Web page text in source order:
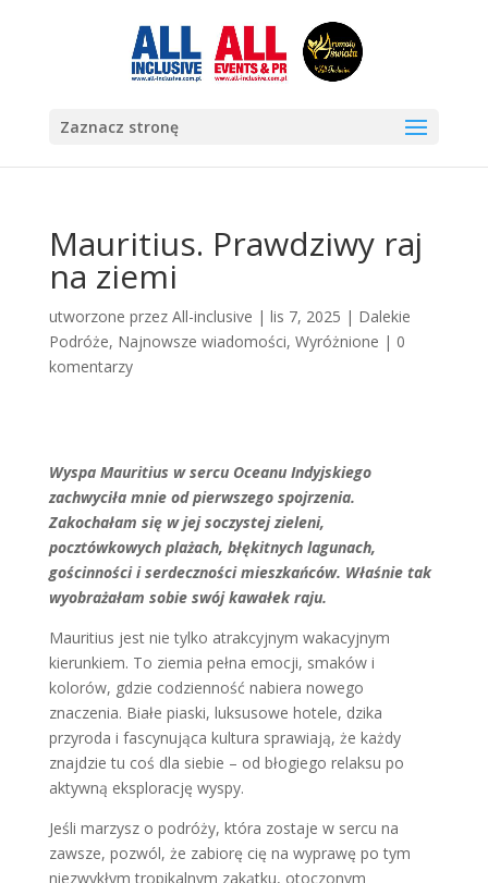
Zaznacz stronę
Mauritius. Prawdziwy raj
na ziemi
utworzone przez All-inclusive | lis 7, 2025 | Dalekie
Podróże, Najnowsze wiadomości, Wyróżnione | 0
komentarzy
Wyspa Mauritius w sercu Oceanu Indyjskiego
zachwyciła mnie od pierwszego spojrzenia.
Zakochałam się w jej soczystej zieleni,
pocztówkowych plażach, błękitnych lagunach,
gościnności i serdeczności mieszkańców. Właśnie tak
wyobrażałam sobie swój kawałek raju.
Mauritius jest nie tylko atrakcyjnym wakacyjnym
kierunkiem. To ziemia pełna emocji, smaków i
kolorów, gdzie codzienność nabiera nowego
znaczenia. Białe piaski, luksusowe hotele, dzika
przyroda i fascynująca kultura sprawiają, że każdy
znajdzie tu coś dla siebie – od błogiego relaksu po
aktywną eksplorację wyspy.
Jeśli marzysz o podróży, która zostaje w sercu na
zawsze, pozwól, że zabiorę cię na wyprawę po tym
niezwykłym tropikalnym zakątku, otoczonym